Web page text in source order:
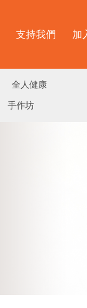
支持我們 加
全人健康
手作坊